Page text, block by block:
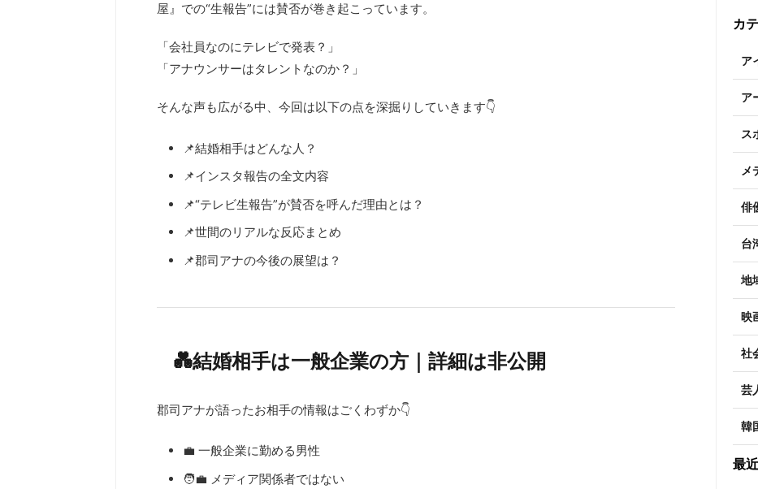
屋』での“生報告”には賛否が巻き起こっています。
「会社員なのにテレビで発表？」
「アナウンサーはタレントなのか？」
そんな声も広がる中、今回は以下の点を深掘りしていきます👇
📌結婚相手はどんな人？
📌インスタ報告の全文内容
📌“テレビ生報告”が賛否を呼んだ理由とは？
📌世間のリアルな反応まとめ
📌郡司アナの今後の展望は？
💑結婚相手は一般企業の方｜詳細は非公開
郡司アナが語ったお相手の情報はごくわずか👇
💼 一般企業に勤める男性
🧑‍💼 メディア関係者ではない
カ
ア
ア
ス
メ
俳
台
地
映
社
芸
韓
最